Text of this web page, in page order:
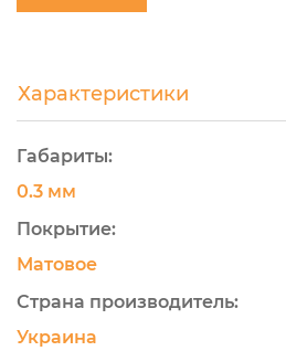
Характеристики
Габариты:
0.3 мм
Покрытие:
Матовое
Страна производитель:
Украина